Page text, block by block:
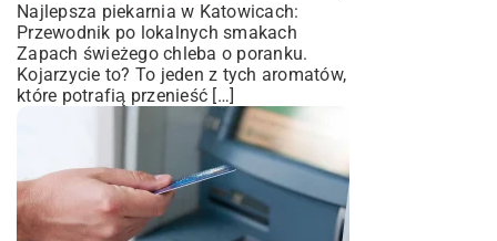
Najlepsza piekarnia w Katowicach:
Przewodnik po lokalnych smakach
Zapach świeżego chleba o poranku.
Kojarzycie to? To jeden z tych aromatów,
które potrafią przenieść […]